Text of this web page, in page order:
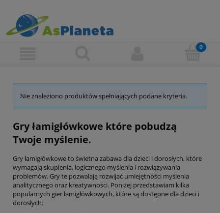
Nie znaleziono produktów spełniających podane kryteria.
Gry łamigłówkowe które pobudzą
Twoje myślenie.
Gry łamigłówkowe to świetna zabawa dla dzieci i dorosłych, które
wymagają skupienia, logicznego myślenia i rozwiązywania
problemów. Gry te pozwalają rozwijać umiejętności myślenia
analitycznego oraz kreatywności. Poniżej przedstawiam kilka
popularnych gier łamigłówkowych, które są dostępne dla dzieci i
dorosłych: